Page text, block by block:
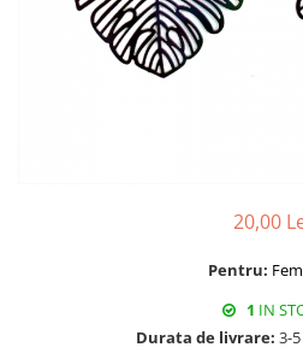
20,00
Pentru:
1 IN
Durata de livrare: 3-